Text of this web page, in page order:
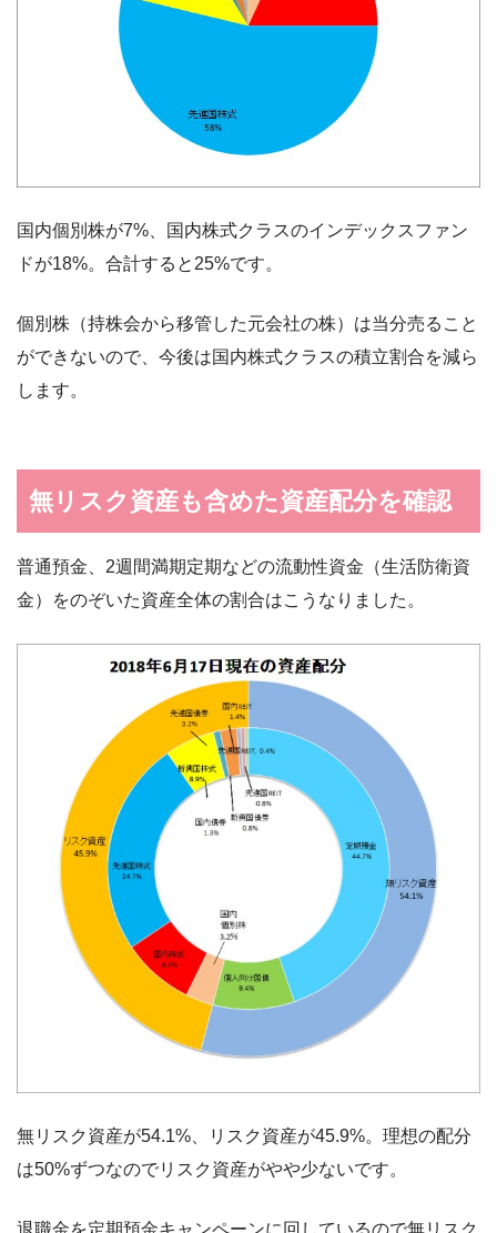
国内個別株が7%、国内株式クラスのインデックスファン
ドが18%。合計すると25%です。
個別株（持株会から移管した元会社の株）は当分売ること
ができないので、今後は国内株式クラスの積立割合を減ら
します。
無リスク資産も含めた資産配分を確認
普通預金、2週間満期定期などの流動性資金（生活防衛資
金）をのぞいた資産全体の割合はこうなりました。
無リスク資産が54.1%、リスク資産が45.9%。理想の配分
は50%ずつなのでリスク資産がやや少ないです。
退職金を定期預金キャンペーンに回しているので無リスク